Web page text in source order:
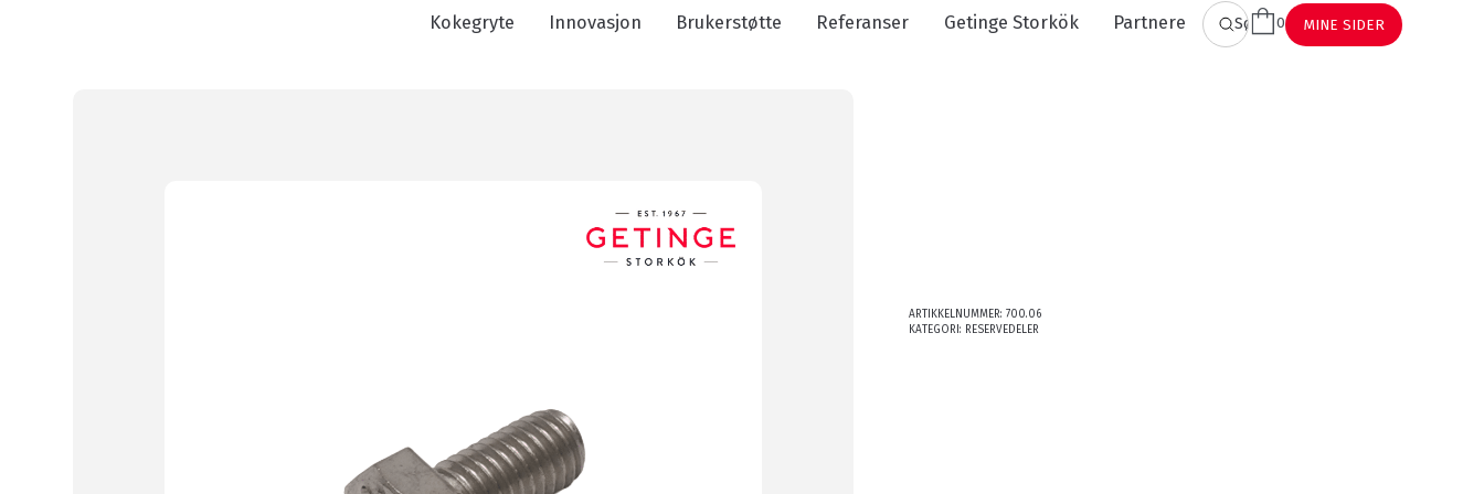
Kokegryte Innovasjon Brukerstøtte Referanser Getinge Storkök Partnere SØK
0 MINE SIDER
ARTIKKELNUMMER: 700.06
KATEGORI: RESERVEDELER